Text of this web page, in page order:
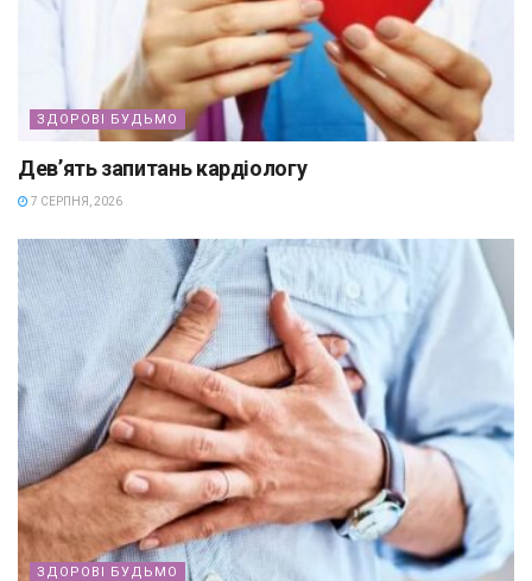
ЗДОРОВІ БУДЬМО
Дев’ять запитань кардіологу
7 СЕРПНЯ, 2026
ЗДОРОВІ БУДЬМО